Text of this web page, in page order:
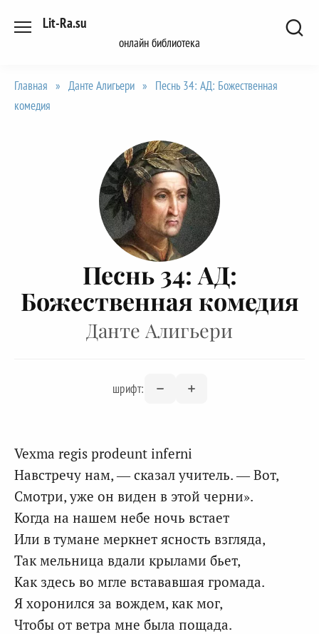
Lit-Ra.su
онлайн библиотека
Главная » Данте Алигьери » Песнь 34: АД: Божественная
комедия
Песнь 34: АД:
Божественная комедия
Данте Алигьери
шрифт:
Vexma regis prodeunt inferni
Навстречу нам, — сказал учитель. — Вот,
Смотри, уже он виден в этой черни».
Когда на нашем небе ночь встает
Или в тумане меркнет ясность взгляда,
Так мельница вдали крылами бьет,
Как здесь во мгле встававшая громада.
Я хоронился за вождем, как мог,
Чтобы от ветра мне была пощада.